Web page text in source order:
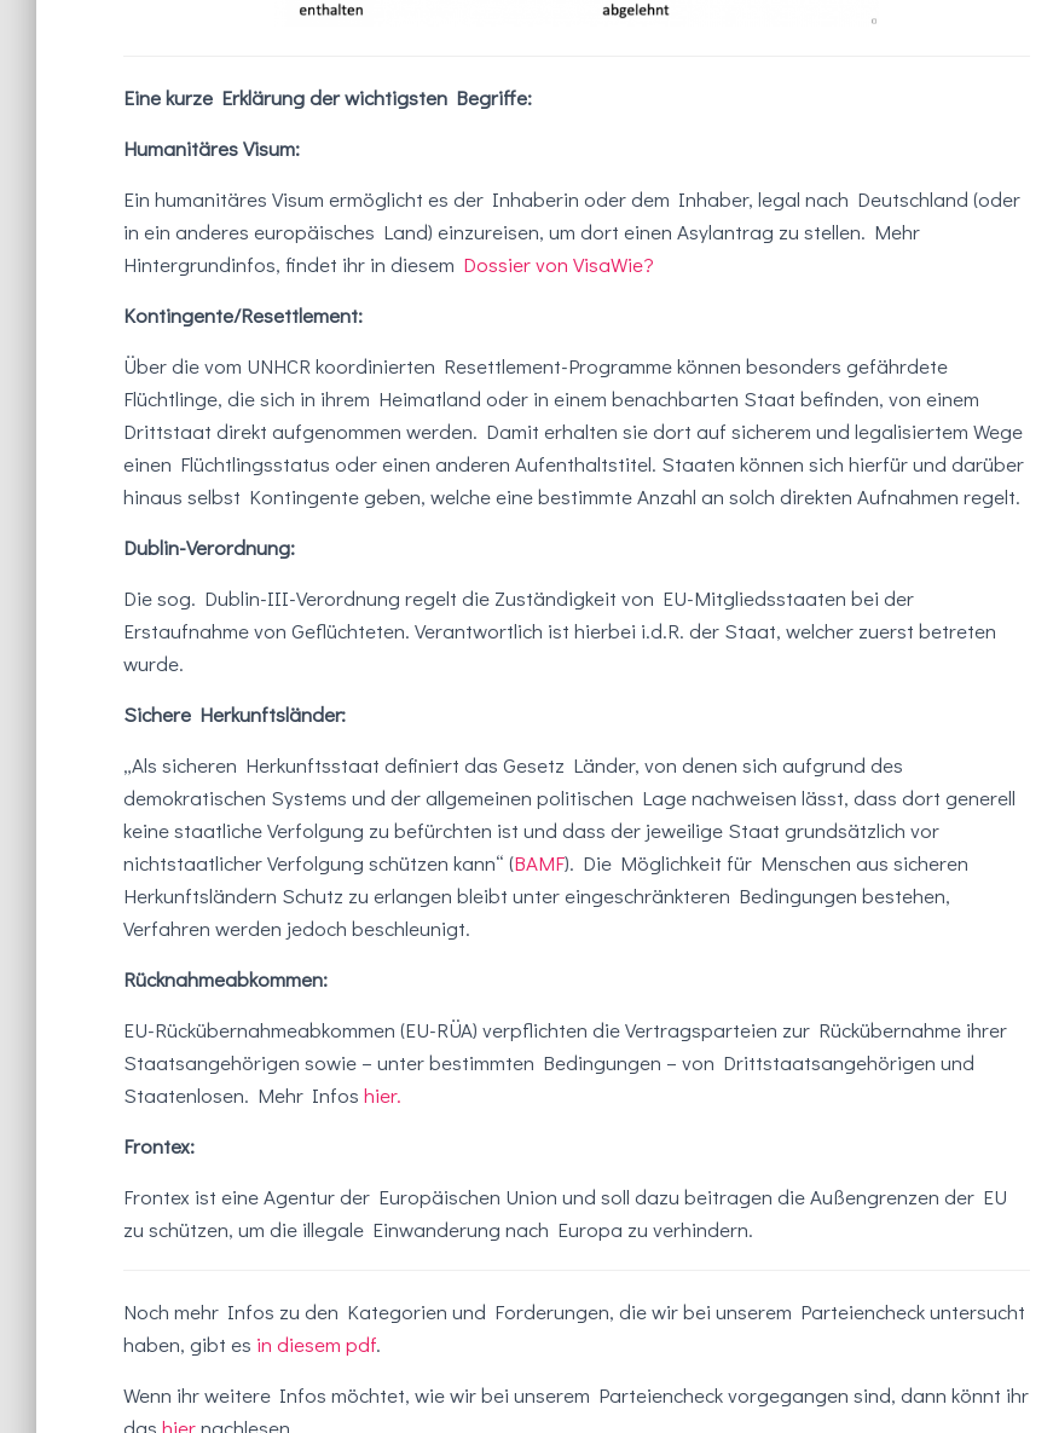
Eine kurze Erklärung der wichtigsten Begriffe:
Humanitäres Visum:
Ein humanitäres Visum ermöglicht es der Inhaberin oder dem Inhaber, legal nach Deutschland (oder
in ein anderes europäisches Land) einzureisen, um dort einen Asylantrag zu stellen. Mehr
Hintergrundinfos, findet ihr in diesem Dossier von VisaWie?
Kontingente/Resettlement:
Über die vom UNHCR koordinierten Resettlement-Programme können besonders gefährdete
Flüchtlinge, die sich in ihrem Heimatland oder in einem benachbarten Staat befinden, von einem
Drittstaat direkt aufgenommen werden. Damit erhalten sie dort auf sicherem und legalisiertem Wege
einen Flüchtlingsstatus oder einen anderen Aufenthaltstitel. Staaten können sich hierfür und darüber
hinaus selbst Kontingente geben, welche eine bestimmte Anzahl an solch direkten Aufnahmen regelt.
Dublin-Verordnung:
Die sog. Dublin-III-Verordnung regelt die Zuständigkeit von EU-Mitgliedsstaaten bei der
Erstaufnahme von Geflüchteten. Verantwortlich ist hierbei i.d.R. der Staat, welcher zuerst betreten
wurde.
Sichere Herkunftsländer:
„Als sicheren Herkunftsstaat definiert das Gesetz Länder, von denen sich aufgrund des
demokratischen Systems und der allgemeinen politischen Lage nachweisen lässt, dass dort generell
keine staatliche Verfolgung zu befürchten ist und dass der jeweilige Staat grundsätzlich vor
nichtstaatlicher Verfolgung schützen kann“ (BAMF). Die Möglichkeit für Menschen aus sicheren
Herkunftsländern Schutz zu erlangen bleibt unter eingeschränkteren Bedingungen bestehen,
Verfahren werden jedoch beschleunigt.
Rücknahmeabkommen:
EU-Rückübernahmeabkommen (EU-RÜA) verpflichten die Vertragsparteien zur Rückübernahme ihrer
Staatsangehörigen sowie – unter bestimmten Bedingungen – von Drittstaatsangehörigen und
Staatenlosen. Mehr Infos hier.
Frontex:
Frontex ist eine Agentur der Europäischen Union und soll dazu beitragen die Außengrenzen der EU
zu schützen, um die illegale Einwanderung nach Europa zu verhindern.
Noch mehr Infos zu den Kategorien und Forderungen, die wir bei unserem Parteiencheck untersucht
haben, gibt es in diesem pdf.
Wenn ihr weitere Infos möchtet, wie wir bei unserem Parteiencheck vorgegangen sind, dann könnt ihr